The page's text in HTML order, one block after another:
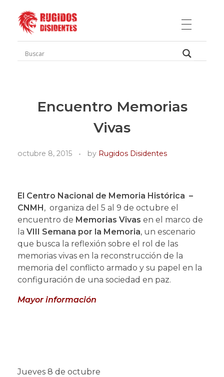
Rugidos Disidentes
Bogotá - Colombia | ISSN 2619-5569
Encuentro Memorias
Vivas
octubre 8, 2015 by Rugidos Disidentes
El Centro Nacional de Memoria Histórica –
CNMH, organiza del 5 al 9 de octubre el
encuentro de Memorias Vivas en el marco de
la VIII Semana por la Memoria, un escenario
que busca la reflexión sobre el rol de las
memorias vivas en la reconstrucción de la
memoria del conflicto armado y su papel en la
configuración de una sociedad en paz.
Mayor información
Jueves 8 de octubre